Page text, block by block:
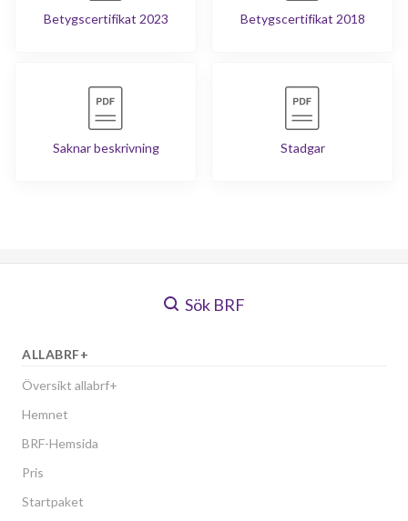
Betygscertifikat 2023 Betygscertifikat 2018
Saknar beskrivning Stadgar
Sök BRF
ALLABRF+
Översikt allabrf+
Hemnet
BRF-Hemsida
Pris
Startpaket